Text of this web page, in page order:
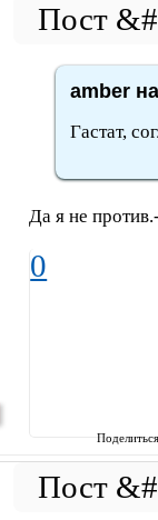
amber
Гастат,
Да я не
0